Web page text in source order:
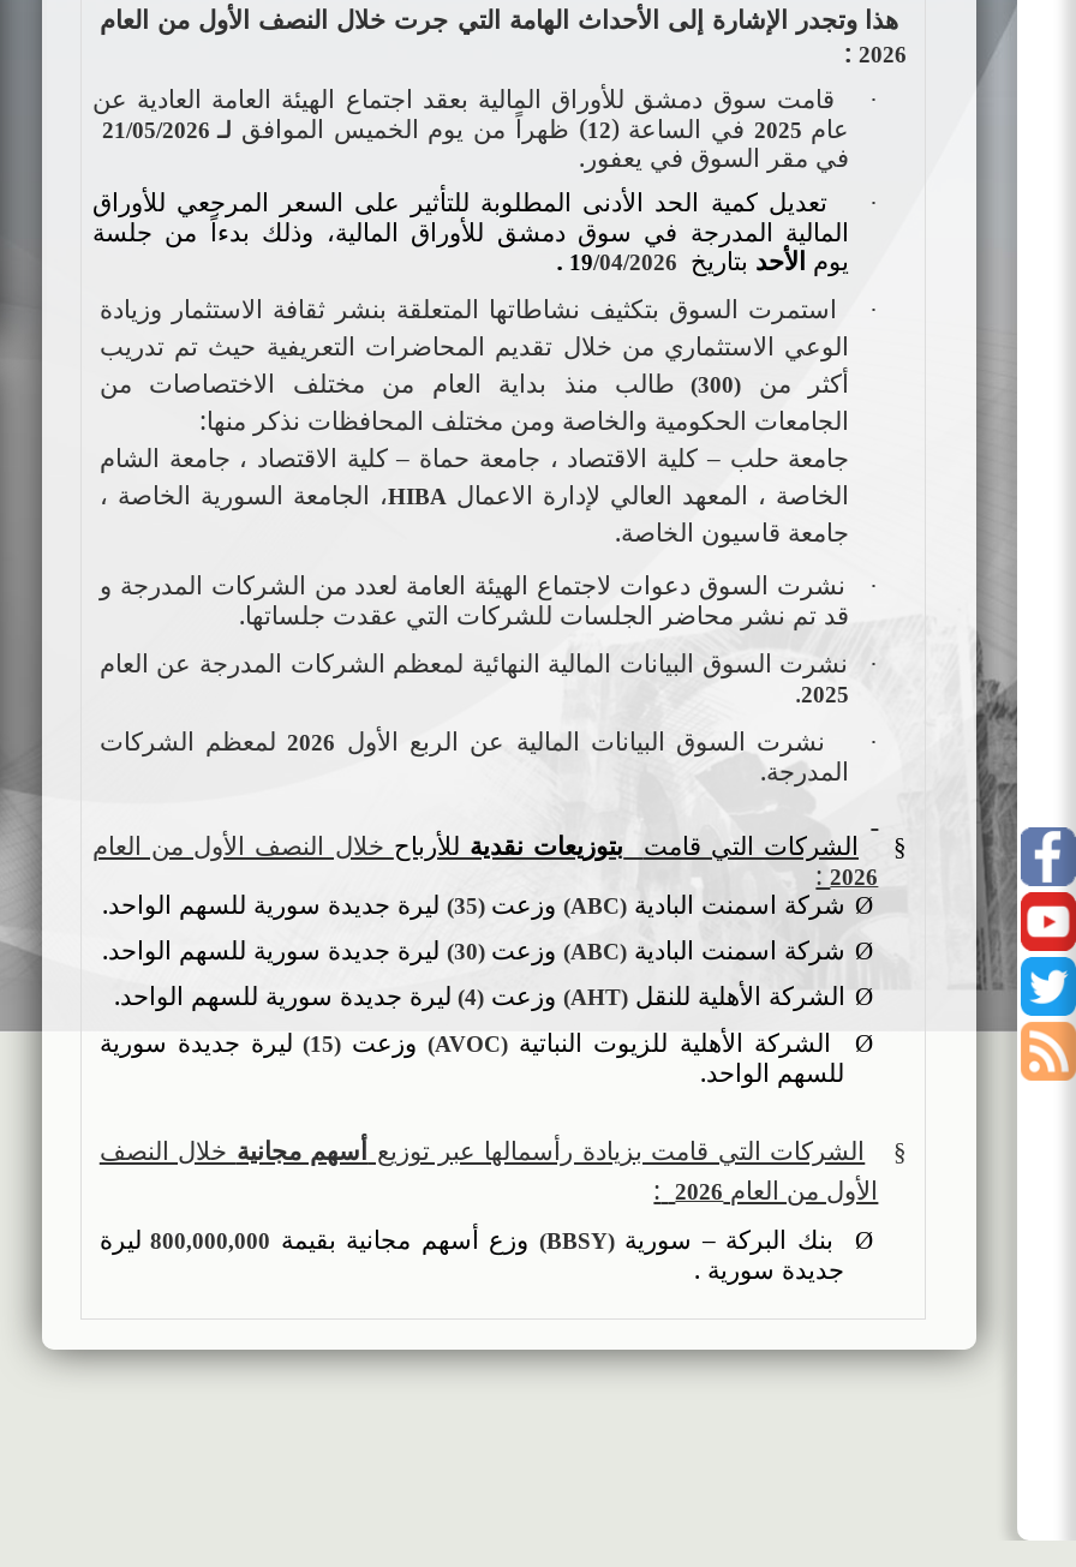
Facebook
Youtube
Twitter
هذا وتجدر الإشارة إلى الأحداث الهامة التي جرت خلال النصف الأول من العام
2026
:
·
قامت سوق دمشق للأوراق المالية بعقد اجتماع الهيئة العامة العادية عن
عام 2025 في الساعة (12) ظهراً من يوم الخميس الموافق لـ 21/05/2026
في مقر السوق في يعفور .
·
تعديل كمية الحد الأدنى المطلوبة للتأثير على السعر المرجعي للأوراق
المالية المدرجة في سوق دمشق للأوراق المالية، وذلك بدءاً من جلسة
يوم الأحد بتاريخ 19/04/2026
.
·
استمرت السوق بتكثيف نشاطاتها المتعلقة بنشر ثقافة الاستثمار وزيادة
الوعي الاستثماري من خلال تقديم المحاضرات التعريفية حيث تم تدريب
أكثر من
(300)
طالب منذ بداية العام من مختلف الاختصاصات من
الجامعات الحكومية والخاصة ومن مختلف المحافظات نذكر منها:
جامعة حلب – كلية الاقتصاد ، جامعة حماة – كلية الاقتصاد ، جامعة الشام
الخاصة ، المعهد العالي لإدارة الاعمال HIBA، الجامعة السورية الخاصة ،
جامعة قاسيون الخاصة.
·
نشرت السوق دعوات لاجتماع الهيئة العامة لعدد من الشركات المدرجة و
قد تم نشر محاضر الجلسات للشركات التي عقدت جلساتها.
· نشرت السوق البيانات المالية النهائية لمعظم الشركات المدرجة عن العام
5
202
.
· نشرت السوق البيانات المالية عن الربع الأول 2026 لمعظم الشركات
المدرجة.
§ الشركات التي قامت بتوزيعات نقدية للأرباح خلال النصف الأول من العام
2026
:
Ø شركة اسمنت البادية (
ABC
) وزعت (35) ليرة جديدة سورية للسهم الواحد.
Ø شركة اسمنت البادية (
ABC
) وزعت (30) ليرة جديدة سورية للسهم الواحد.
Ø الشركة الأهلية للنقل (
AHT
) وزعت (
4
) ليرة جديدة سورية للسهم الواحد.
Ø الشركة الأهلية للزيوت النباتية (
AVOC
)وزعت (
15
) ليرة جديدة سورية
للسهم الواحد.
§ الشركات التي قامت بزيادة رأسمالها عبر توزيع أسهم مجانية خلال النصف
الأول من العام 2026
:
Ø بنك البركة – سورية(
BBSY
) وزع أسهم مجانية بقيمة 800,000,000 ليرة
جديدة سورية .